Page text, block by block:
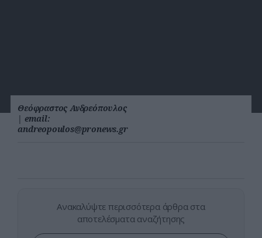
Θεόφραστος Ανδρεόπουλος
| email:
andreopoulos@pronews.gr
Ανακαλύψτε περισσότερα άρθρα στα
αποτελέσματα αναζήτησης